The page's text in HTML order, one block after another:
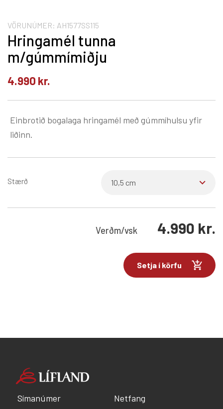
VÖRUNÚMER: AH1577SS115
Hringamél tunna
m/gúmmímiðju
4.990 kr.
Einbrotið bogalaga hringamél með gúmmíhulsu yfir
liðinn.
Stærð
Verðm/vsk 4.990 kr.
Setja í körfu
Símanúmer Netfang